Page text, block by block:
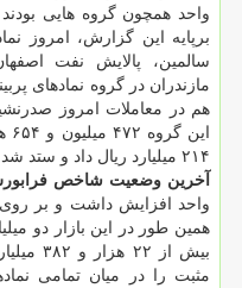
واحد همچون گروه هایی
برپایه این گزارش، امروز
سالمین، پالایش نفت
مازندران در گروه نمادهای
هم در معاملات امروز
۲۱۴ میلیارد ریال داد و ستد شد.
آخرین وضعیت شاخص
بیش از
مثبت را در میان تمامی